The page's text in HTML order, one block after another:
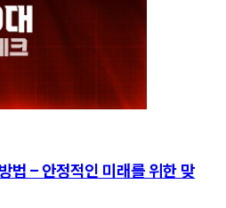
법 – 안정적인 미래를 위한 맞